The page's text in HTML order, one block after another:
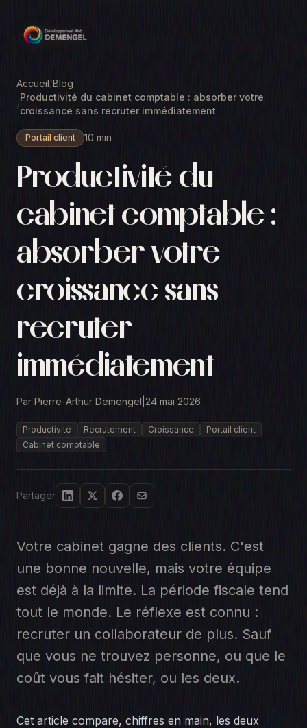
Accueil/Blog
/
Productivité du cabinet comptable : absorber votre
croissance sans recruter immédiatement
Portail client 10 min
Productivité du
cabinet comptable :
absorber votre
croissance sans
recruter
immédiatement
Par Pierre-Arthur Demengel 24 mai 2026
Productivité Recrutement Croissance
Portail client
Cabinet comptable
Partager
Votre cabinet gagne des clients. C'est
une bonne nouvelle, mais votre équipe
est déjà à la limite. La période fiscale tend
tout le monde. Le réflexe est connu :
recruter un collaborateur de plus. Sauf
que vous ne trouvez personne, ou que le
coût vous fait hésiter, ou les deux.
Cet article compare, chiffres en main, les deux